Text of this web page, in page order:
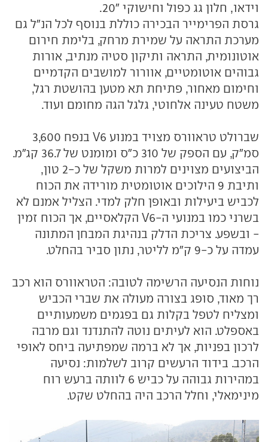
וידאו, חלון גג כפול וחישוקי "20.
גרסת הפרימייר הבכירה כוללת בנוסף לכל הנ"ל גם
מערכת התראה על שמירת מרחק, בלימת חירום
אוטונומית, התראה ותיקון סטיה מנתיב, אורות
גבוהים אוטומטיים, אוורור למושבים הקדמיים
וחימום מאחור, פתיחת תא מטען בהושטת רגל,
משטח טעינה אלחוטי, גלגל הגה מחומם ועוד.
שברולט טראוורס מצויד במנוע V6 בנפח 3,600
סמ"ק, עם הספק של 310 כ"ס ומומנט של 36.7 קג"מ.
הביצועים מצוינים למרות משקל של כ-2 טון,
ותיבת 9 הילוכים אוטומטית מורידה את הכוח
לכביש ביעילות ובאופן חלק למדי. הצליל אמנם לא
בשרני כמו במנועי ה-V6 הקלאסיים, אך הכוח זמין
- ובשפע. צריכת הדלק בנהיגת המבחן המתונה
עמדה על כ-9 ק"מ לליטר, נתון סביר בהחלט.
נוחות הנסיעה הרשימה לטובה: הטראוורס הוא רכב
רך מאוד, סופג בצורה מעולה את שברי הכביש
ומצליח לטפל בקלות גם בפגמים משמעותיים
באספלט. הוא לעיתים נוטה להתנדנד וגם מרבה
לרכון בפניות, אך לא ברמה שמפתיעה ביחס לאופי
הרכב. בידוד הרעשים קרוב לשלמות: נסיעה
במהירות גבוהה על כביש 6 לוותה ברעש רוח
מינימאלי, וחלל הרכב היה בהחלט שקט.